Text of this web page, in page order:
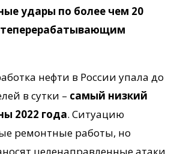
удары по более чем 20
нефти в России упала до
в сутки – самый низкий
2022 года. Ситуацию
ремонтные работы, но
целенаправленные атаки